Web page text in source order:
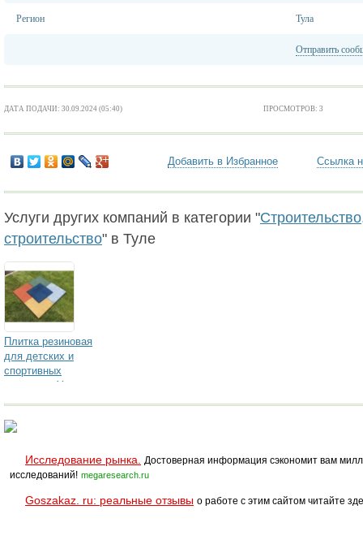
Регион Тула
Отправить
ДАТА ПОДАЧИ: 30.09.2024 (05:40) ПРОСМОТРОВ: 3
Добавить в Избранное Ссылка
Услуги других компаний в категории "
строительство" в Туле
Плитка резиновая
для детских и
спортивных
площадок Укладка
Исследование рынка.
Достоверная информация сэкономит вам
исследований! megaresearch.ru
Goszakaz. ru: реальные отзывы о работе с этим сайтом читайте